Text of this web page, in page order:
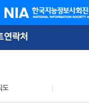
한국지능정보사회진흥원
연락처
도